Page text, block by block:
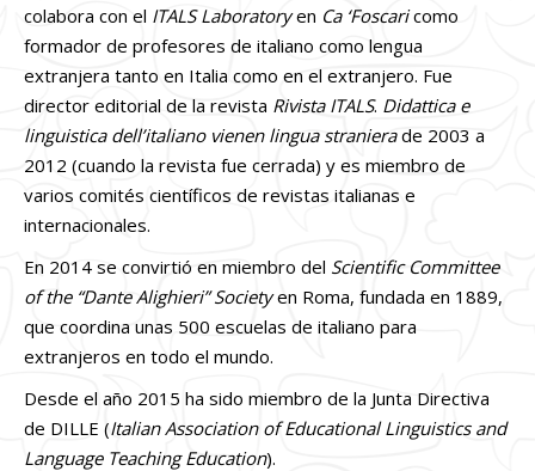
colabora con el ITALS Laboratoryen Ca ‘Foscaricomo
formador de profesores de italiano como lengua
extranjera tanto en Italia como en el extranjero. Fue
director editorial de la revista Rivista ITALS. Didattica e
linguistica dell’italiano vienen lingua stranierade 2003 a
2012 (cuando la revista fue cerrada) y es miembro de
varios comités científicos de revistas italianas e
internacionales.
En 2014 se convirtió en miembro del Scientific Committee
of the “Dante Alighieri” Societyen Roma, fundada en 1889,
que coordina unas 500 escuelas de italiano para
extranjeros en todo el mundo.
Desde el año 2015 ha sido miembro de la Junta Directiva
de DILLE (Italian Association of Educational Linguistics and
Language Teaching Education).